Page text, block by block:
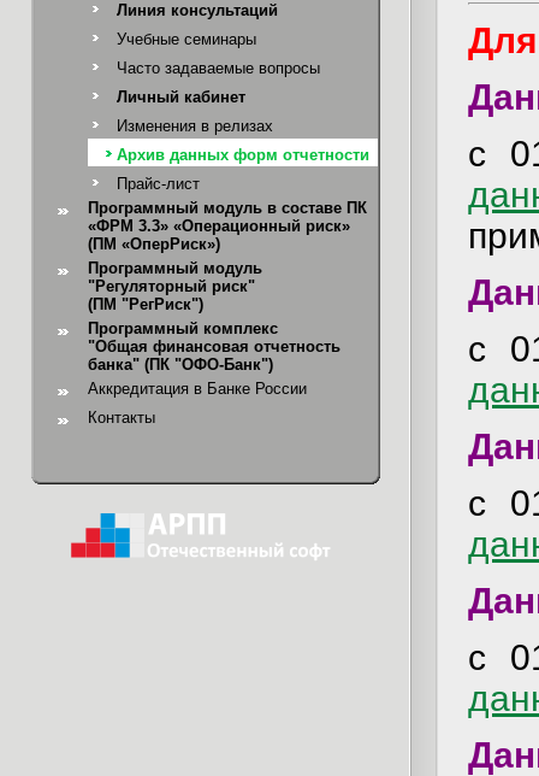
Линия консультаций
Учебные семинары
Часто задаваемые вопросы
Личный кабинет
Изменения в релизах
Архив данных форм отчетности
Прайс-лист
Программный модуль в составе ПК
«ФРМ 3.3» «Операционный риск»
(ПМ «ОперРиск»)
Программный модуль
"Регуляторный риск"
(ПМ "РегРиск")
Программный комплекс
"Общая финансовая отчетность
банка" (ПК "ОФО-Банк")
Аккредитация в Банке России
Контакты
с
с
с
с